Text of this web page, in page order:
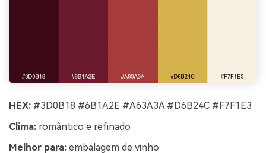
HEX: #3D0B18 #6B1A2E #A63A3A #D6B24C #F7F1E3
Clima: romântico e refinado
Melhor para: embalagem de vinho